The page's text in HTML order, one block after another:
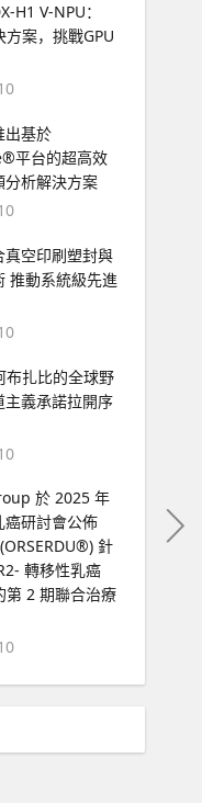
H1 V-NPU：
案，挑戰GPU
出基於
平台的超高效
分析解決方案
真空印刷塑封與
推動系統級先進
布扎比的全球野
主義承諾拉開序
於 2025 年
癌研討會公佈
針
轉移性乳癌
第 2 期聯合治療